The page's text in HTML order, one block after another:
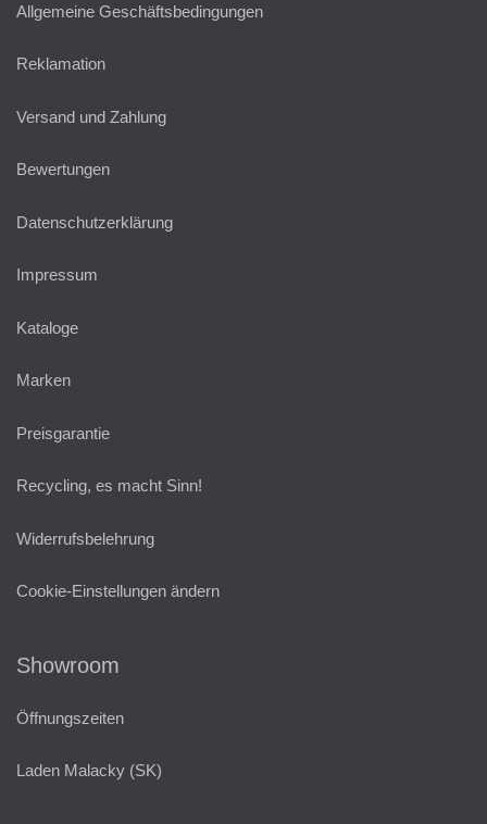
Allgemeine Geschäftsbedingungen
Reklamation
Versand und Zahlung
Bewertungen
Datenschutzerklärung
Impressum
Kataloge
Marken
Preisgarantie
Recycling, es macht Sinn!
Widerrufsbelehrung
Cookie-Einstellungen ändern
Showroom
Öffnungszeiten
Laden Malacky (SK)